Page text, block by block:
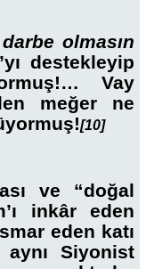
olmasın
destekleyip
Vay
meğer ne
[10]
ve “doğal
inkâr eden
eden katı
aynı Siyonist